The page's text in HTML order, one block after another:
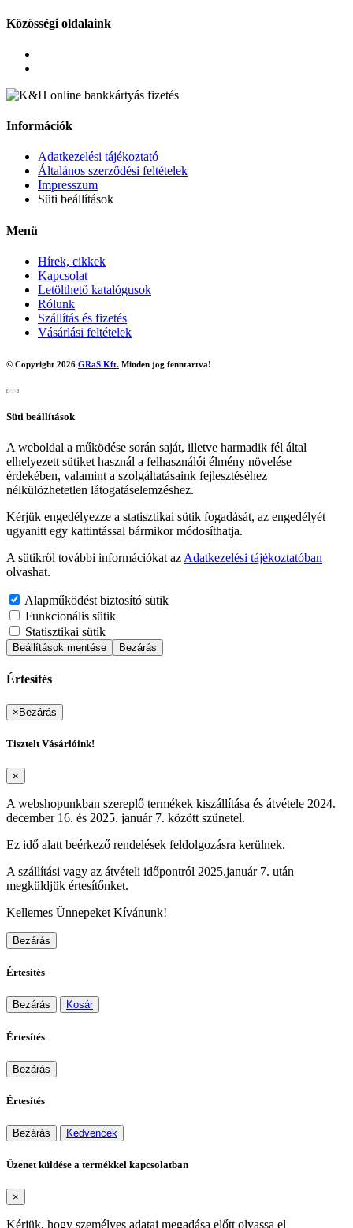
Közösségi oldalaink
Információk
Adatkezelési tájékoztató
Általános szerződési feltételek
Impresszum
Süti beállítások
Menü
Hírek, cikkek
Kapcsolat
Letölthető katalógusok
Rólunk
Szállítás és fizetés
Vásárlási feltételek
© Copyright 2026 GRaS Kft. Minden jog fenntartva!
Süti beállítások
A weboldal a működése során saját, illetve harmadik fél által
elhelyezett sütiket használ a felhasználói élmény növelése
érdekében, valamint a szolgáltatásaink fejlesztéséhez
nélkülözhetetlen látogatáselemzéshez.
Kérjük engedélyezze a statisztikai sütik fogadását, az engedélyét
ugyanitt egy kattintással bármikor módosíthatja.
A sütikről további információkat az Adatkezelési tájékoztatóban
olvashat.
Alapműködést biztosító sütik
Funkcionális sütik
Statisztikai sütik
Beállítások mentése Bezárás
Értesítés
× Bezárás
Tisztelt Vásárlóink!
×
A webshopunkban szereplő termékek kiszállítása és átvétele 2024.
december 16. és 2025. január 7. között szünetel.
Ez idő alatt beérkező rendelések feldolgozásra kerülnek.
A szállítási vagy az átvételi időpontról 2025.január 7. után
megküldjük értesítőnket.
Kellemes Ünnepeket Kívánunk!
Bezárás
Értesítés
Bezárás Kosár
Értesítés
Bezárás
Értesítés
Bezárás Kedvencek
Üzenet küldése a termékkel kapcsolatban
×
Kérjük, hogy személyes adatai megadása előtt olvassa el